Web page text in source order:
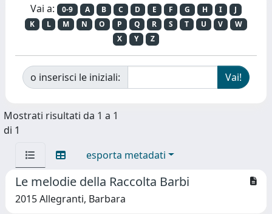
Vai a: 0-9 A B C D E F G H I
J
K
L M N O P Q R S T U V
W
X
Y Z
o inserisci le iniziali:
Mostrati risultati da 1 a 1
di 1
esporta metadati
Le melodie della Raccolta Barbi
2015 Allegranti, Barbara